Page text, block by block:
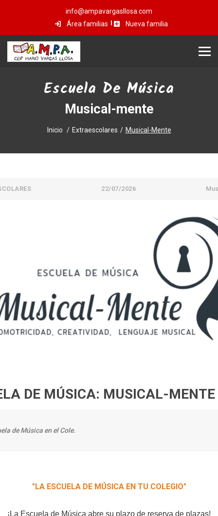
info@ampavargasllosa.com
Área familias
Nueva familia
Escuela De Música
Musical-mente
Inicio Extraescolares Musical-Mente
22/07/2026
DE MÚSICA: MUSICAL-MENTE
de Música en el Cole.
"LA ESCUELA DE MÚSICA EN TU COLEGIO"
¡La Escuela de Música abre su plazo de reserva de plazas!